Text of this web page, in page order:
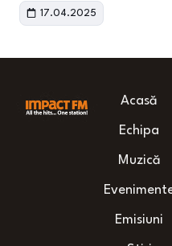
17.04.2025
Acasă
Echipa
Muzică
Emisiuni